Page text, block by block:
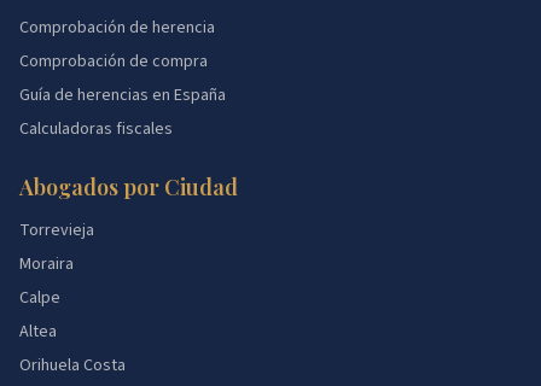
Comprobación de herencia
Comprobación de compra
Guía de herencias en España
Calculadoras fiscales
Abogados por Ciudad
Torrevieja
Moraira
Calpe
Altea
Orihuela Costa